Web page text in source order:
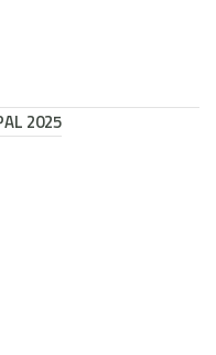
2025